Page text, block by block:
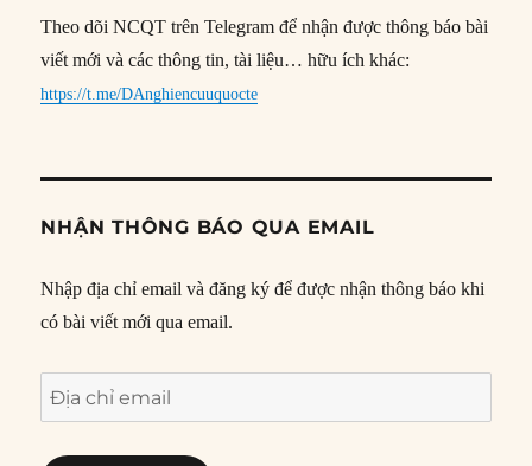
Theo dõi NCQT trên Telegram để nhận được thông báo bài
viết mới và các thông tin, tài liệu… hữu ích khác:
https://t.me/DAnghiencuuquocte
NHẬN THÔNG BÁO QUA EMAIL
Nhập địa chỉ email và đăng ký để được nhận thông báo khi
có bài viết mới qua email.
Địa
chỉ
email